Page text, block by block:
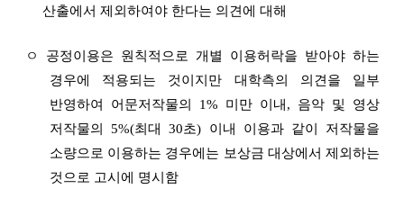
산출에서 제외하여야 한다는 의견에 대해
ㅇ 공정이용은 원칙적으로 개별 이용허락을 받아야 하는
경우에 적용되는 것이지만 대학측의 의견을 일부
반영하여 어문저작물의 1% 미만 이내, 음악 및 영상
저작물의 5%(최대 30초) 이내 이용과 같이 저작물을
소량으로 이용하는 경우에는 보상금 대상에서 제외하는
것으로 고시에 명시함